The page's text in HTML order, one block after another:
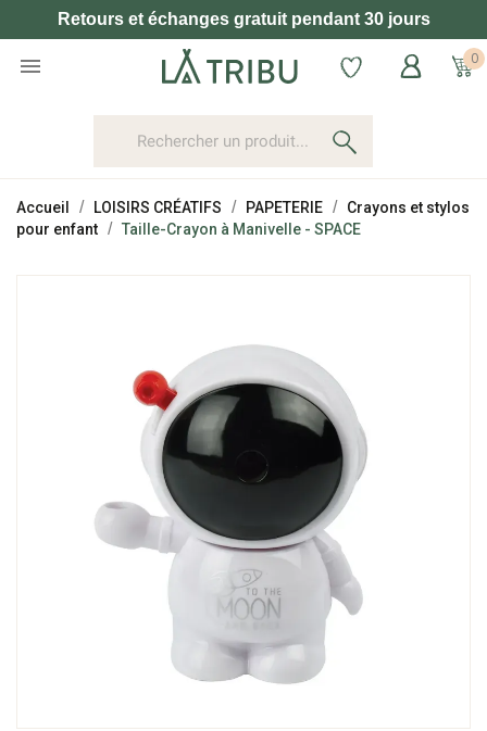
Retours et échanges gratuit pendant 30 jours
 0
Accueil LOISIRS CRÉATIFS PAPETERIE
Crayons et stylos
pour enfant
Taille-Crayon à Manivelle - SPACE